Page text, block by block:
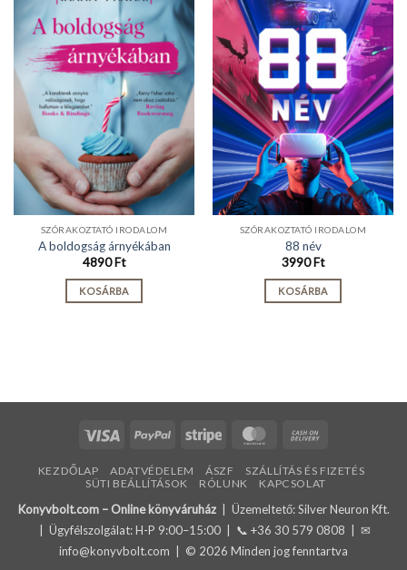
SZÓRAKOZTATÓ IRODALOM
A boldogság árnyékában
4890Ft
KOSÁRBA
SZÓRAKOZTATÓ IRODALOM
88 név
3990Ft
KOSÁRBA
Visa PayPal Stripe MasterCard
Delivery
KEZDŐLAP ADATVÉDELEM ÁSZF
SZÁLLÍTÁS ÉS FIZETÉS
SÜTI BEÁLLÍTÁSOK
RÓLUNK KAPCSOLAT
Konyvbolt.com – Online könyváruház| Üzemeltető: Silver Neuron Kft.
| Ügyfélszolgálat: H-P 9:00–15:00 | 📞 +36 30 579 0808 | ✉
info@konyvbolt.com | © 2026 Minden jog fenntartva